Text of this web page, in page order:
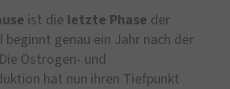
ist die letzte Phase der
beginnt genau ein Jahr nach der
Östrogen- und
hat nun ihren Tiefpunkt